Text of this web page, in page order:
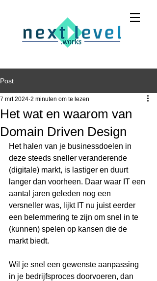
Post
Het wat en waarom van
Domain Driven Design
7 mrt 2024 2 minuten om te lezen
Het halen van je businessdoelen in
deze steeds sneller veranderende
(digitale) markt, is lastiger en duurt
langer dan voorheen. Daar waar IT een
aantal jaren geleden nog een
versneller was, lijkt IT nu juist eerder
een belemmering te zijn om snel in te
(kunnen) spelen op kansen die de
markt biedt.
Wil je snel een gewenste aanpassing
in je bedrijfsproces doorvoeren, dan